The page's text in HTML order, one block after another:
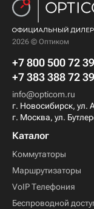
2026 © Оптиком
+7 800 500 72 39
+7 383 388 72 39
info@opticom.ru
г. Новосибирск, ул.
г. Москва, ул.
Каталог
Коммутаторы
Маршрутизаторы
VoIP Телефония
Беспроводной